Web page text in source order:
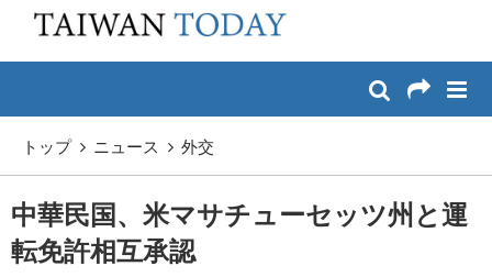
メイン コンテンツへスキップ
トップ ニュース 外交
中華民国、米マサチューセッツ州と運
転免許相互承認